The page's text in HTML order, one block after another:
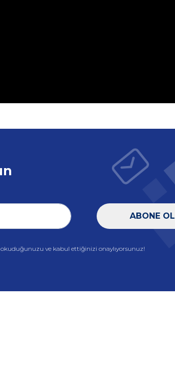
ABONE OL
ve kabul ettiğinizi onaylıyorsunuz!